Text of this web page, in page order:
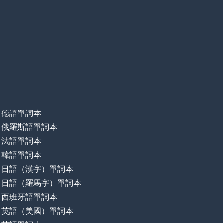
德語單詞本
俄羅斯語單詞本
法語單詞本
韓語單詞本
日語（漢字）單詞本
日語（羅馬字）單詞本
西班牙語單詞本
英語（美國）單詞本